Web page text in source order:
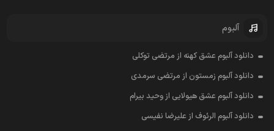
آلبوم
دانلود آلبوم عشق کهنه از مرتضی توکلی
دانلود آلبوم زمستون از مرتضی سرمدی
دانلود آلبوم عشق هیولایی از وحید بیرام
دانلود آلبوم الرئوف از علیرضا نفیسی